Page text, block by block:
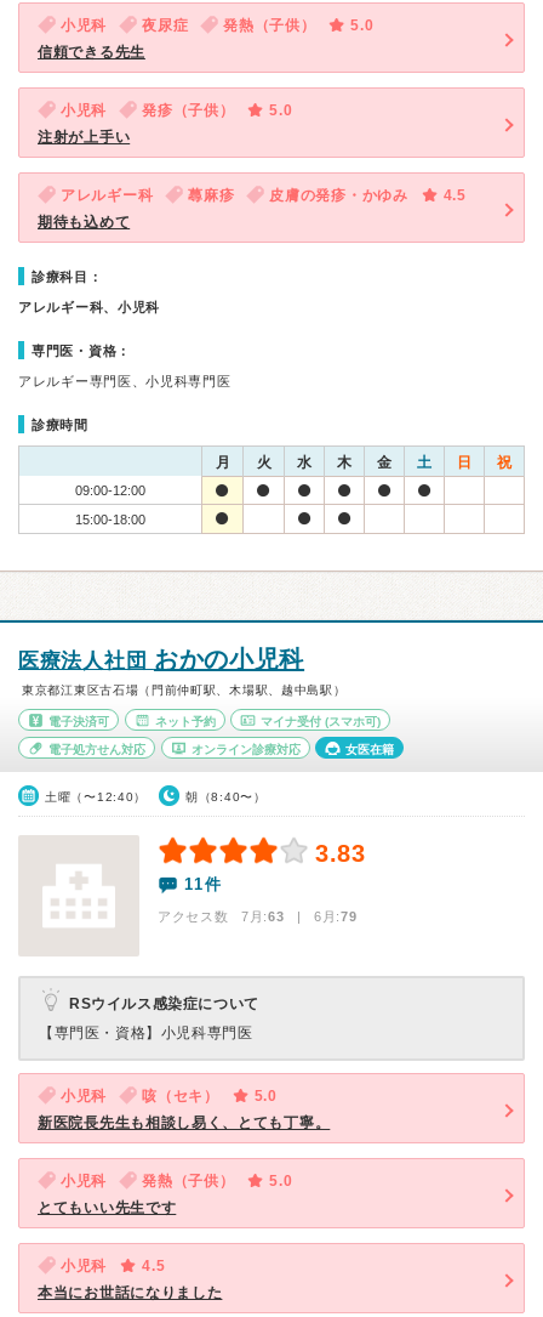
小児科 夜尿症 発熱（子供）
5.0
信頼できる先生
小児科 発疹（子供）
5.0
注射が上手い
アレルギー科 蕁麻疹 皮膚の発疹・かゆみ
4.5
期待も込めて
診療科目：
アレルギー科、小児科
専門医・資格：
アレルギー専門医、小児科専門医
診療時間
月 火 水 木 金 土 日 祝
09:00-12:00
15:00-18:00
医療法人社団 おかの小児科
東京都江東区古石場（門前仲町駅、木場駅、越中島駅）
電子決済可 ネット予約 マイナ受付 (スマホ可)
電子処方せん対応 オンライン診療対応 女医在籍
土曜（〜12:40） 朝（8:40〜）
3.83
11件
アクセス数 7月:63 | 6月:79
RSウイルス感染症について
【専門医・資格】 小児科専門医
小児科 咳（セキ）
5.0
新医院長先生も相談し易く、とても丁寧。
小児科 発熱（子供）
5.0
とてもいい先生です
小児科
4.5
本当にお世話になりました